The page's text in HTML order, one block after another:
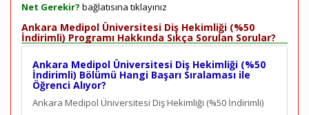
Net Gerekir? bağlatısına tıklayınız
Ankara Medipol Üniversitesi Diş Hekimliği (%50
İndirimli) Programı Hakkında Sıkça Sorulan Sorular?
Ankara Medipol Üniversitesi Diş Hekimliği (%50
İndirimli) Bölümü Hangi Başarı Sıralaması ile
Öğrenci Alıyor?
Ankara Medipol Üniversitesi Diş Hekimliği (%50 İndirimli)